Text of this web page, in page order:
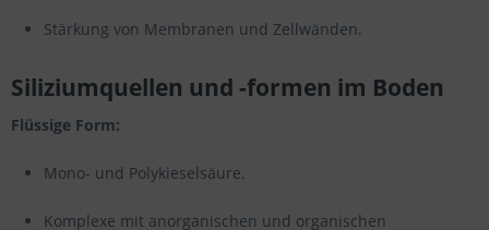
Stärkung von Membranen und Zellwänden.
Siliziumquellen und -formen im Boden
Flüssige Form:
Mono- und Polykieselsäure.
Komplexe mit anorganischen und organischen